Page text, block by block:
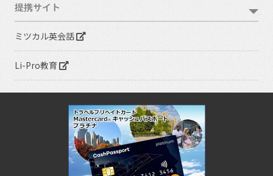
提携サイト
ミツカル英会話
Li-Pro教育